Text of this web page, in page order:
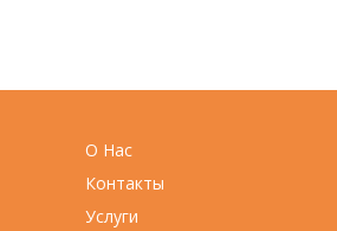
О Нас
Контакты
Услуги